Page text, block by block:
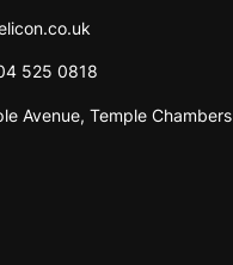
525 0818
Avenue, Temple Chambers